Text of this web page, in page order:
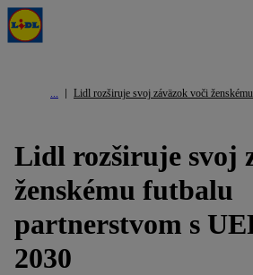
Lidl rozširuje svoj záväzok voči
Lidl rozširuje svoj
ženskému futbalu
partnerstvom s
2030